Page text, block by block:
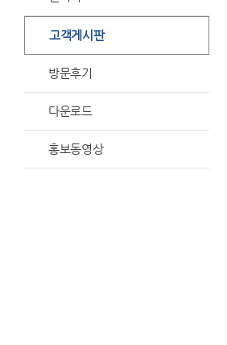
고객게시판
방문후기
다운로드
홍보동영상